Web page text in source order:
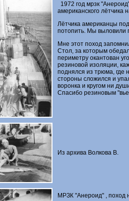
1972 год мрзк
американского лётчика
Лётчика американцы
потопить. Мы выловили
Мне этот поход
Стол, за которым
периметру окантован
резиновой изоляции,
поднялся из трюма, где
стороны сложился и
воронка и кругом ни
Спасибо резиновым
Из архива Волкова В.
МРЗК "Анероид" , поход